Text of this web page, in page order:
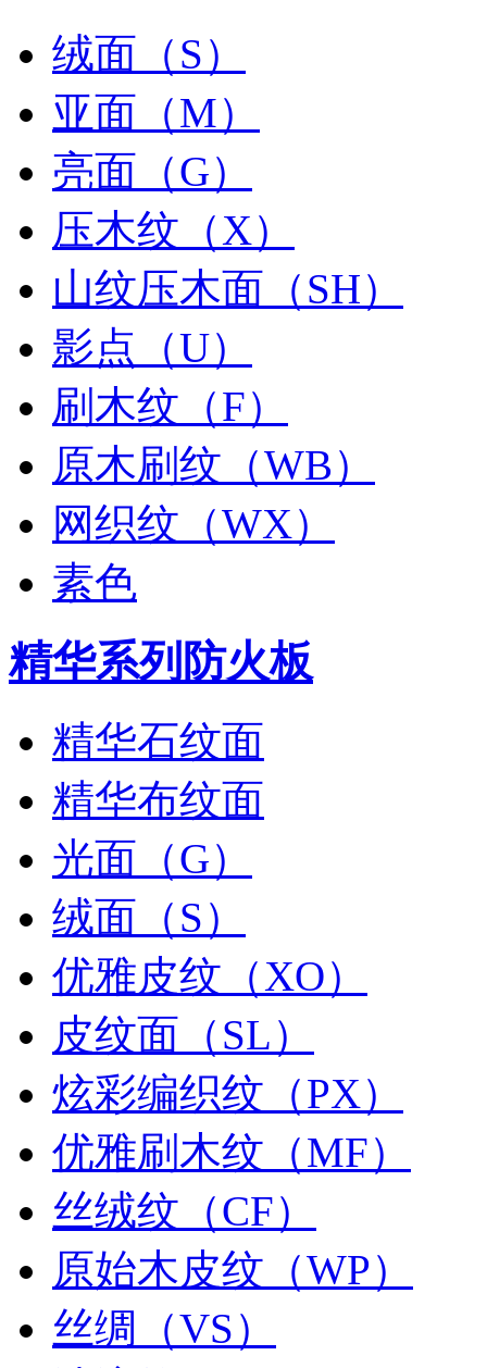
绒面（S）
亚面（M）
亮面（G）
压木纹（X）
山纹压木面（SH）
影点（U）
刷木纹（F）
原木刷纹（WB）
网织纹（WX）
素色
精华系列防火板
精华石纹面
精华布纹面
光面（G）
绒面（S）
优雅皮纹（XO）
皮纹面（SL）
炫彩编织纹（PX）
优雅刷木纹（MF）
丝绒纹（CF）
原始木皮纹（WP）
丝绸（VS）